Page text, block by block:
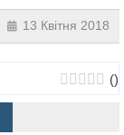
13 Квітня 2018
()